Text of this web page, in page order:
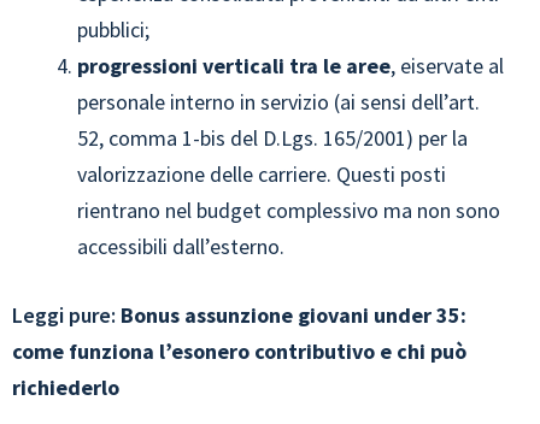
pubblici;
progressioni verticali tra le aree, eiservate al
personale interno in servizio (ai sensi dell’art.
52, comma 1-bis del D.Lgs. 165/2001) per la
valorizzazione delle carriere. Questi posti
rientrano nel budget complessivo ma non sono
accessibili dall’esterno.
Leggi pure: Bonus assunzione giovani under 35:
come funziona l’esonero contributivo e chi può
richiederlo